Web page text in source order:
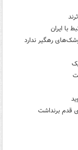
با ایران
رهگیر ندارد
قدم برنداشت